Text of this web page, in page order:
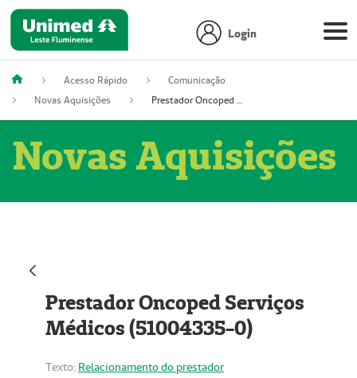
Login
Acesso Rápido
Comunicação
Novas Aquisições
Prestador Oncoped Serviços Médicos (51004335-0)
Novas Aquisições
Prestador Oncoped Serviços
Médicos (51004335-0)
Texto: Relacionamento do prestador